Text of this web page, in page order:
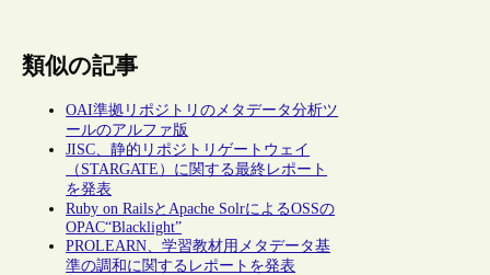
類似の記事
OAI準拠リポジトリのメタデータ分析ツ
ールのアルファ版
JISC、静的リポジトリゲートウェイ
（STARGATE）に関する最終レポート
を発表
Ruby on RailsとApache SolrによるOSSの
OPAC“Blacklight”
PROLEARN、学習教材用メタデータ基
準の調和に関するレポートを発表